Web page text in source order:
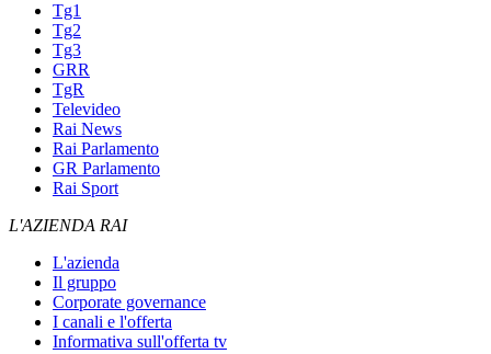
Tg1
Tg2
Tg3
GRR
TgR
Televideo
Rai News
Rai Parlamento
GR Parlamento
Rai Sport
L'AZIENDA RAI
L'azienda
Il gruppo
Corporate governance
I canali e l'offerta
Informativa sull'offerta tv